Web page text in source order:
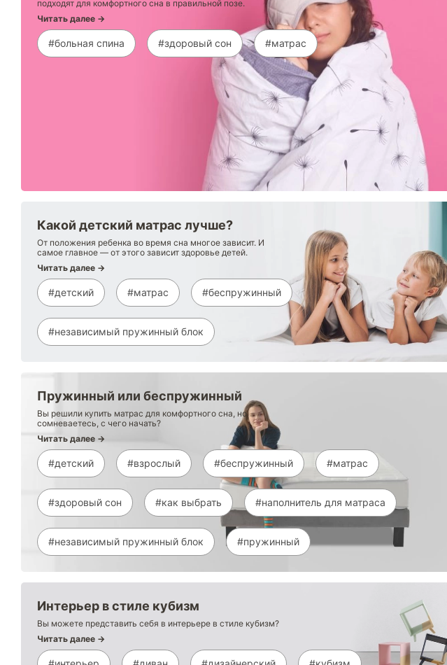
подходят для комфортного сна в правильной позе.
Читать далее →
#больная спина #здоровый сон #матрас
Какой детский матрас лучше?
От положения ребенка во время сна многое зависит. И
самое главное — от этого зависит здоровье детей.
Читать далее →
#детский #матрас #беспружинный
#независимый пружинный блок
Пружинный или беспружинный
Вы решили купить матрас для комфортного сна, но
сомневаетесь, с чего начать?
Читать далее →
#детский #взрослый #беспружинный #матрас
#здоровый сон #как выбрать #наполнитель для матраса
#независимый пружинный блок #пружинный
Интерьер в стиле кубизм
Вы можете представить себя в интерьере в стиле кубизм?
Читать далее →